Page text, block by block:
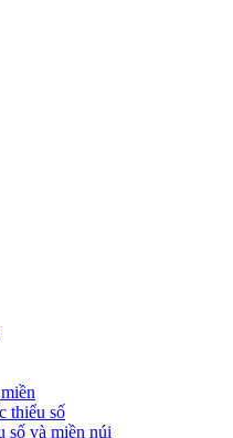
thiểu số
số và miền núi